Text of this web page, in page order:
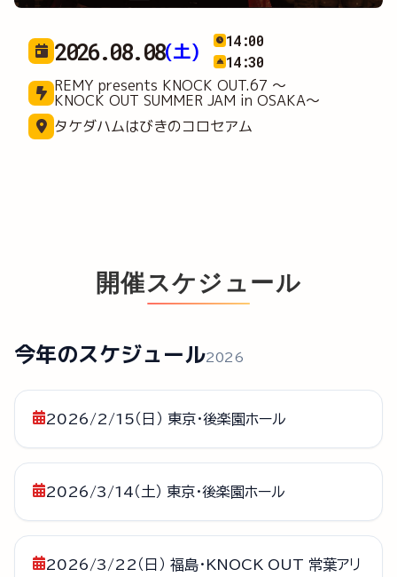
2026.09.05(土)
12:30
13:00
REMY presents KNOCK OUT.68 ～
KNOCKIN' on the WORLD～
横浜武道館
開催スケジュール
今年のスケジュール2026
2026/2/15（日） 東京・後楽園ホール
2026/3/14（土） 東京・後楽園ホール
2026/3/22（日） 福島・KNOCK OUT 常葉アリ